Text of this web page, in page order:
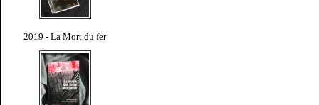
2019 - La Mort du fer